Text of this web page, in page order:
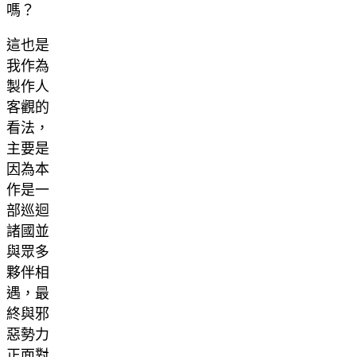
嗎？
這也是
我作為
製作人
客觀的
看法，
主要是
因為本
作是一
部巡迴
諸國並
與眾多
夥伴相
遇，最
終與邪
惡勢力